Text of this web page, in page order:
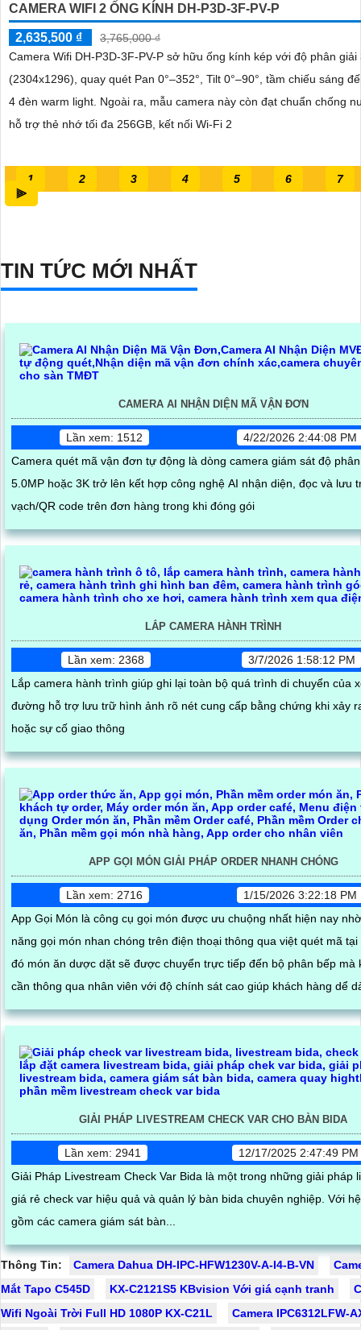
CAMERA WIFI 2 ỐNG KÍNH DH-P3D-3F-PV-P
2,635,500 ₫
3,765,000 ₫
Camera Wifi DH-P3D-3F-PV-P sở hữu ống kính kép với độ phân giải
(2304x1296), quay quét Pan 0°–352°, Tilt 0°–90°, tầm chiếu sáng
4 đèn warm light. Ngoài ra, mẫu camera này còn đạt chuẩn chống nước IP66,
hỗ trợ thẻ nhớ tối đa 256GB, kết nối Wi-Fi 2
1 2 3 4 5 6
7
⫸
TIN TỨC MỚI NHẤT
CAMERA AI NHẬN DIỆN MÃ VẬN ĐƠN
Lần xem: 1512
4/22/2026 2:44:08 PM
Camera quét mã vận đơn tự động là dòng camera giám sát độ
5.0MP hoặc 3K trở lên kết hợp công nghệ AI nhận diện, đọc và lưu
vạch/QR code trên đơn hàng trong khi đóng gói
LẮP CAMERA HÀNH TRÌNH
Lần xem: 2368
3/7/2026 1:58:12 PM
Lắp camera hành trình giúp ghi lại toàn bộ quá trình di chuyển của
đường hỗ trợ lưu trữ hình ảnh rõ nét cung cấp bằng chứng khi xảy
hoặc sự cố giao thông
APP GỌI MÓN GIẢI PHÁP ORDER NHANH CHÓNG
Lần xem: 2716
1/15/2026 3:22:18 PM
App Gọi Món là công cụ gọi món được ưu chuộng nhất hiện nay
năng gọi món nhan chóng trên điện thoại thông qua việt quét mã tại
đó món ăn dược dặt sẽ được chuyển trực tiếp đến bộ phân bếp mà
cần thông qua nhân viên với độ chính sát cao giúp khách hàng dể
nhật trạng thái món ăn của mình
GIẢI PHÁP LIVESTREAM CHECK VAR CHO BÀN BIDA
Lần xem: 2941
12/17/2025 2:47:49 PM
Giải Pháp Livestream Check Var Bida là một trong những giải pháp
giá rẻ check var hiệu quả và quản lý bàn bida chuyên nghiệp. Với
gồm các camera giám sát bàn...
Thông Tin: Camera Dahua DH-IPC-HFW1230V-A-I4-B-VN
Mắt Tapo C545D
KX-C2121S5 KBvision Với giá cạnh tranh
Wifi Ngoài Trời Full HD 1080P KX-C21L
Camera IPC6312LFW-